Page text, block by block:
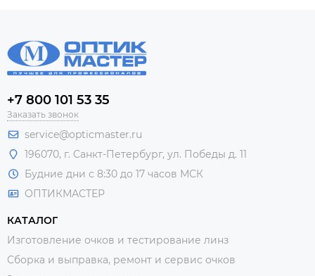
+7 800 101 53 35
Заказать звонок
service@opticmaster.ru
196070, г. Санкт-Петербург, ул. Победы д. 11
Будние дни с 8:30 до 17 часов МСК
ОПТИКМАСТЕР
КАТАЛОГ
Изготовление очков и тестирование линз
Сборка и выправка, ремонт и сервис очков